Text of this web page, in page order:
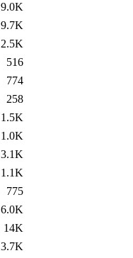
9.0K
9.7K
2.5K
516
774
258
1.5K
1.0K
3.1K
1.1K
775
6.0K
14K
3.7K